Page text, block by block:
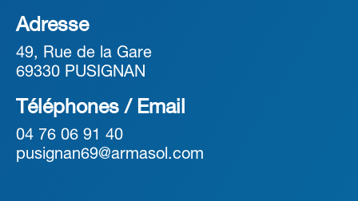
Adresse
49, Rue de la Gare
69330 PUSIGNAN
Téléphones / Email
04 76 06 91 40
pusignan69@armasol.com